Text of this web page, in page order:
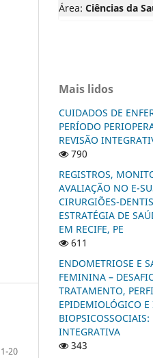
1-20
Área: Ciências da
Mais lidos
CUIDADOS DE
PERÍODO
REVISÃO
790
REGISTROS,
AVALIAÇÃO NO E-
CIRURGIÕES-
ESTRATÉGIA DE
EM RECIFE, PE
611
ENDOMETRIOSE E
FEMININA –
TRATAMENTO,
EPIDEMIOLÓGICO E
INTEGRATIVA
343